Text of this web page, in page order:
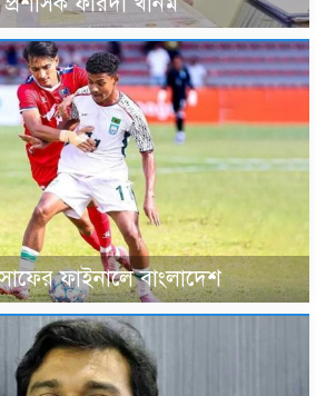
ফাইনালে বাংলাদেশ